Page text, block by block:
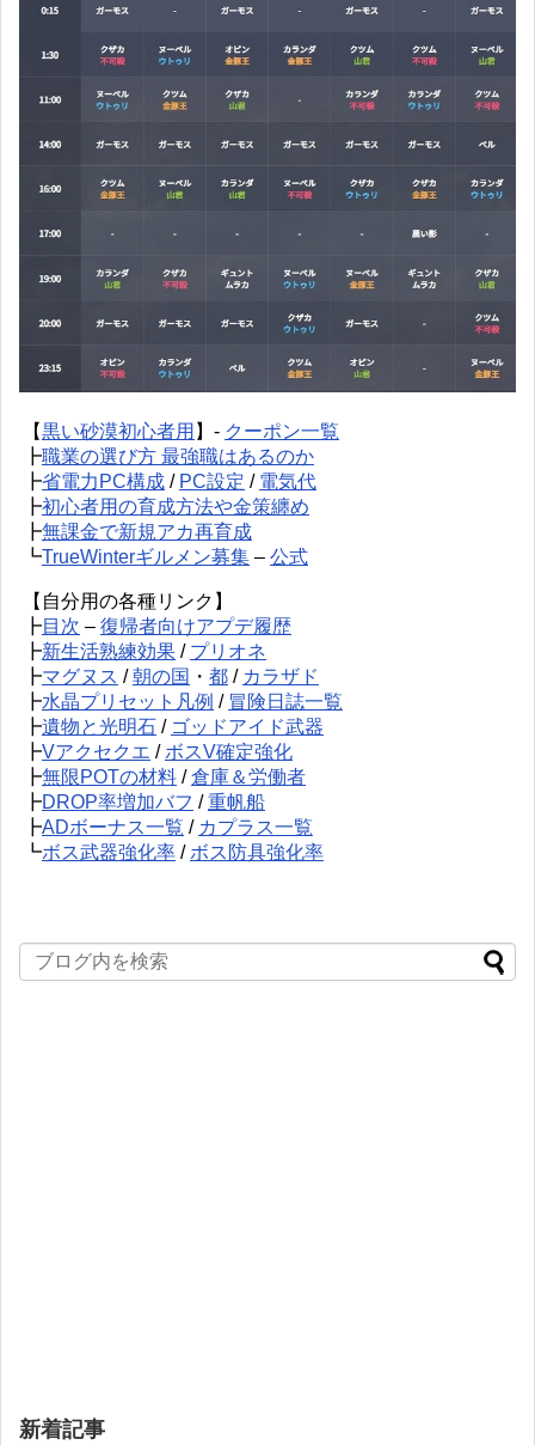
【黒い砂漠初心者用 】- クーポン一覧
┣職業の選び方 最強職はあるのか
┣省電力PC構成 / PC設定 / 電気代
┣初心者用の育成方法や金策纏め
┣無課金で新規アカ再育成
┗TrueWinterギルメン募集 – 公式
【自分用の各種リンク】
┣目次 – 復帰者向けアプデ履歴
┣新生活熟練効果 / プリオネ
┣マグヌス /朝の国 ・ 都 / カラザド
┣水晶プリセット凡例 / 冒険日誌一覧
┣遺物と光明石 / ゴッドアイド武器
┣Vアクセクエ / ボスV確定強化
┣無限POTの材料 /倉庫＆労働者
┣DROP率増加バフ /重帆船
┣ADボーナス一覧 / カプラス一覧
┗ボス武器強化率 / ボス防具強化率
新着記事